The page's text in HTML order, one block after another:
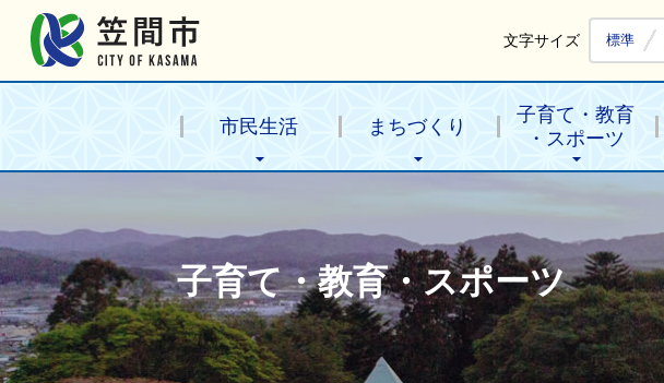
文字サイズ 標準
市民生活 まちづくり
子育て・教育
・スポーツ
子育て・教育・スポーツ